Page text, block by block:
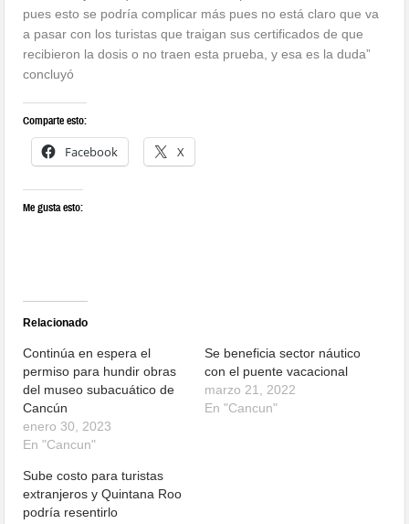
pues esto se podría complicar más pues no está claro que va
a pasar con los turistas que traigan sus certificados de que
recibieron la dosis o no traen esta prueba, y esa es la duda”
concluyó
Comparte esto:
Facebook X
Me gusta esto:
Relacionado
Continúa en espera el
permiso para hundir obras
del museo subacuático de
Cancún
enero 30, 2023
En "Cancun"
Se beneficia sector náutico
con el puente vacacional
marzo 21, 2022
En "Cancun"
Sube costo para turistas
extranjeros y Quintana Roo
podría resentirlo